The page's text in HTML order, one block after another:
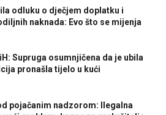
odluku o dječjem doplatku i
naknada: Evo što se mijenja
Supruga osumnjičena da je ubila
pronašla tijelo u kući
pojačanim nadzorom: Ilegalna